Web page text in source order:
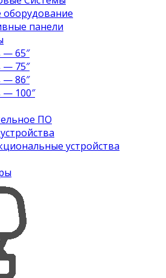
панели
— 65″
— 75″
— 86″
— 100″
ПО
устройства